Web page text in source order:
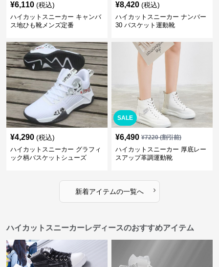
¥6,110 (税込)
ハイカットスニーカー キャンバ
ス地ひも靴メンズ定番
¥8,420 (税込)
ハイカットスニーカー ナンバー
30 バスケット運動靴
¥4,290 (税込)
ハイカットスニーカー グラフィ
ック柄バスケットシューズ
SALE
¥6,490 ¥7220(割引前)
ハイカットスニーカー 厚底レー
スアップ革調運動靴
新着アイテムの一覧へ ›
ハイカットスニーカーレディースのおすすめアイテム